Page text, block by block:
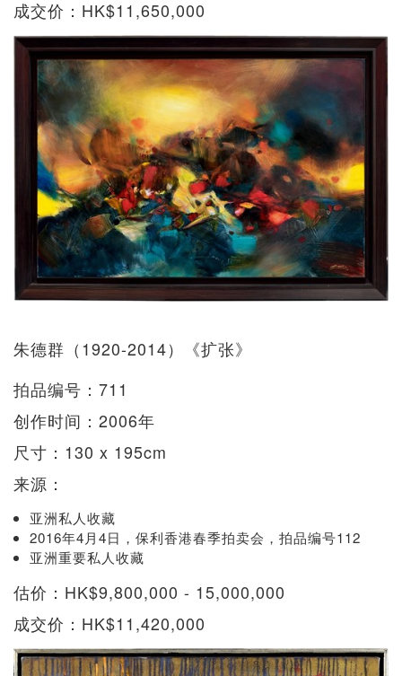
成交价：HK$11,650,000
朱德群（1920-2014）《扩张》
拍品编号：711
创作时间：2006年
尺寸：130 x 195cm
来源：
亚洲私人收藏
2016年4月4日，保利香港春季拍卖会，拍品编号112
亚洲重要私人收藏
估价：HK$9,800,000 - 15,000,000
成交价：HK$11,420,000